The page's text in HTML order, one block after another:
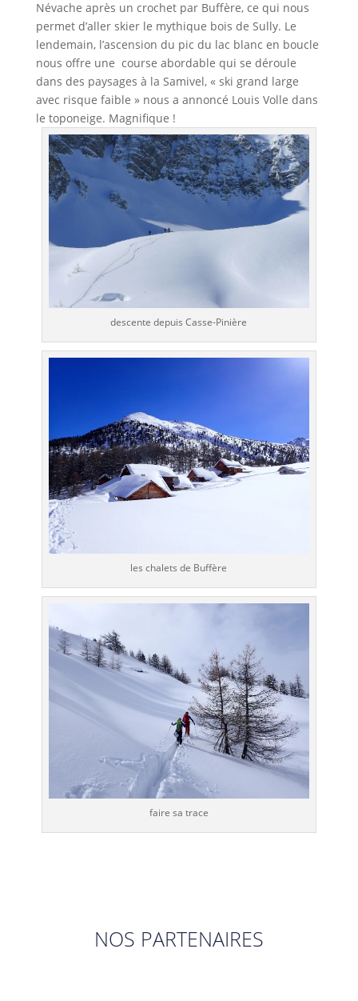
Névache après un crochet par Buffère, ce qui nous
permet d’aller skier le mythique bois de Sully. Le
lendemain, l’ascension du pic du lac blanc en boucle
nous offre une course abordable qui se déroule
dans des paysages à la Samivel, « ski grand large
avec risque faible » nous a annoncé Louis Volle dans
le toponeige. Magnifique !
descente depuis Casse-Pinière
les chalets de Buffère
faire sa trace
NOS PARTENAIRES